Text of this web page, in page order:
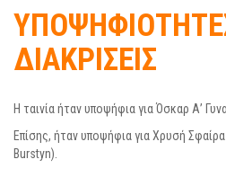
ΔΙΑΚΡΙΣΕΙΣ
Η ταινία ήταν υποψήφια για Όσκαρ Α’
Επίσης, ήταν υποψήφια για Χρυσή
Burstyn).